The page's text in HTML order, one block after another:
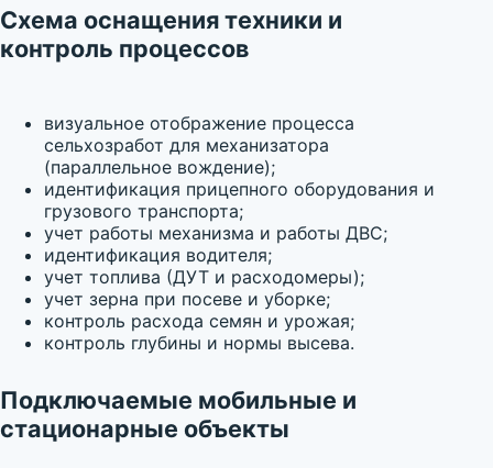
Схема оснащения техники и
контроль процессов
визуальное отображение процесса
сельхозработ для механизатора
(параллельное вождение);
идентификация прицепного оборудования и
грузового транспорта;
учет работы механизма и работы ДВС;
идентификация водителя;
учет топлива (ДУТ и расходомеры);
учет зерна при посеве и уборке;
контроль расхода семян и урожая;
контроль глубины и нормы высева.
Подключаемые мобильные и
стационарные объекты